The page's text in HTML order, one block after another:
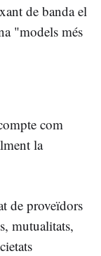
de banda el
"models més
com
la
de proveïdors
mutualitats,